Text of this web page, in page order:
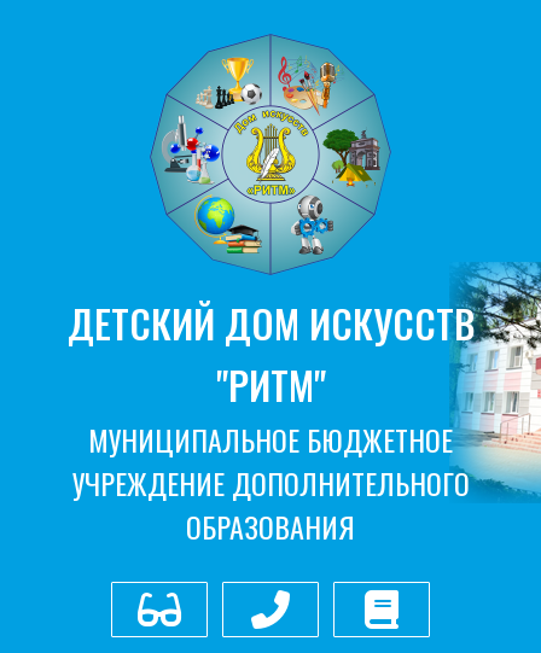
ДЕТСКИЙ ДОМ ИСКУССТВ
"РИТМ"
МУНИЦИПАЛЬНОЕ БЮДЖЕТНОЕ
УЧРЕЖДЕНИЕ ДОПОЛНИТЕЛЬНОГО
ОБРАЗОВАНИЯ
Для слабовидящихКонтакты Оставить отзыв